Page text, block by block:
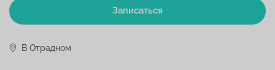
Записаться
В Отрадном